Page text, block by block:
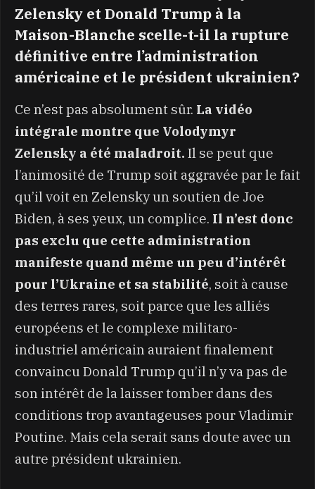
Zelensky et Donald Trump à la
Maison-Blanche scelle-t-il la rupture
définitive entre l’administration
américaine et le président ukrainien?
Ce n’est pas absolument sûr. La vidéo
intégrale montre que Volodymyr
Zelensky a été maladroit. Il se peut que
l’animosité de Trump soit aggravée par le fait
qu’il voit en Zelensky un soutien de Joe
Biden, à ses yeux, un complice. Il n’est donc
pas exclu que cette administration
manifeste quand même un peu d’intérêt
pour l’Ukraine et sa stabilité, soit à cause
des terres rares, soit parce que les alliés
européens et le complexe militaro-
industriel américain auraient finalement
convaincu Donald Trump qu’il n’y va pas de
son intérêt de la laisser tomber dans des
conditions trop avantageuses pour Vladimir
Poutine. Mais cela serait sans doute avec un
autre président ukrainien.